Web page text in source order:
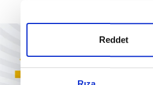
Reddet